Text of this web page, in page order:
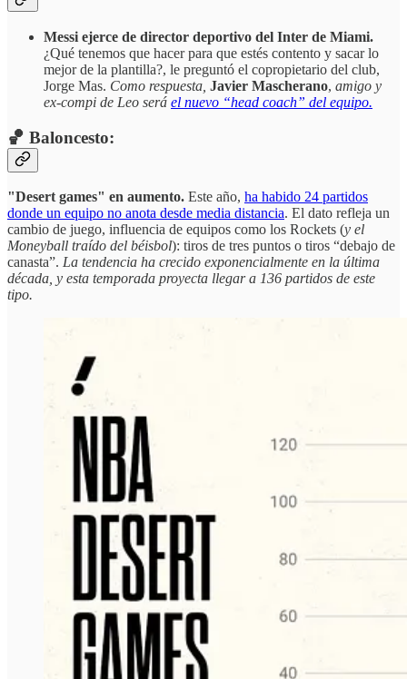
Messi ejerce de director deportivo del Inter de Miami.
¿Qué tenemos que hacer para que estés contento y sacar lo
mejor de la plantilla?, le preguntó el copropietario del club,
Jorge Mas. Como respuesta, Javier Mascherano, amigo y
ex-compi de Leo será el nuevo “head coach” del equipo.
🏀 Baloncesto:
"Desert games" en aumento. Este año, ha habido 24 partidos
donde un equipo no anota desde media distancia. El dato refleja un
cambio de juego, influencia de equipos como los Rockets (y el
Moneyball traído del béisbol): tiros de tres puntos o tiros “debajo de
canasta”. La tendencia ha crecido exponencialmente en la última
década, y esta temporada proyecta llegar a 136 partidos de este
tipo.